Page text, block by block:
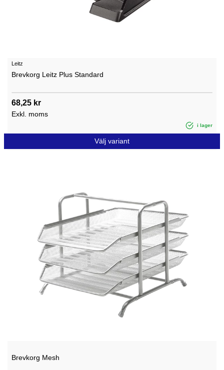
Leitz
Brevkorg Leitz Plus Standard
68,25 kr
Exkl. moms
i lager
Välj variant
Brevkorg Mesh